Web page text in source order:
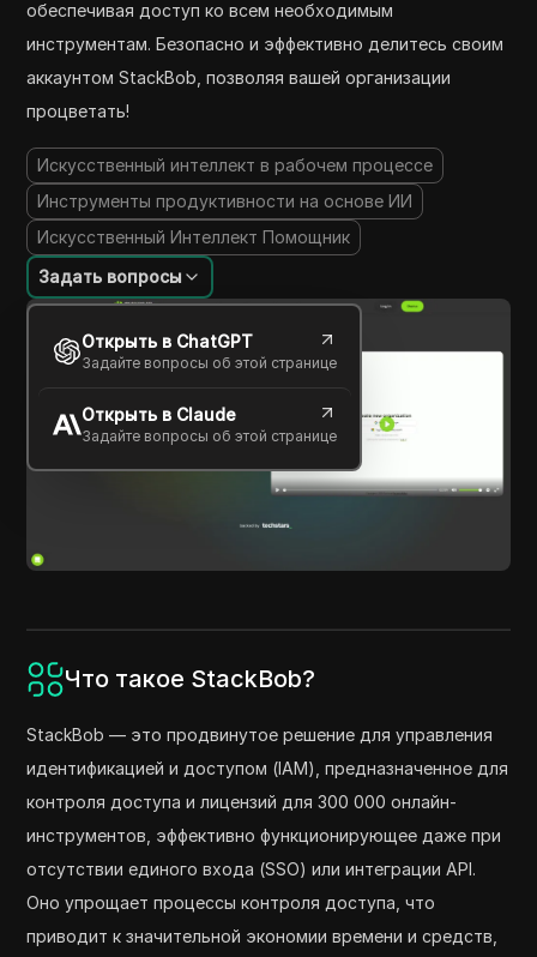
обеспечивая доступ ко всем необходимым
инструментам. Безопасно и эффективно делитесь своим
аккаунтом StackBob, позволяя вашей организации
процветать!
Искусственный интеллект в рабочем процессе
Инструменты продуктивности на основе ИИ
Искусственный Интеллект Помощник
Задать вопросы
Открыть в ChatGPT
Задайте вопросы об этой странице
Открыть в Claude
Задайте вопросы об этой странице
Что такое StackBob?
StackBob — это продвинутое решение для управления
идентификацией и доступом (IAM), предназначенное для
контроля доступа и лицензий для 300 000 онлайн-
инструментов, эффективно функционирующее даже при
отсутствии единого входа (SSO) или интеграции API.
Оно упрощает процессы контроля доступа, что
приводит к значительной экономии времени и средств,